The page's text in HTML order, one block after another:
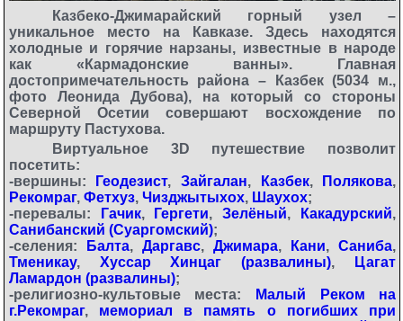
Казбеко-Джимарайский горный узел –
уникальное место на Кавказе. Здесь находятся
холодные и горячие нарзаны, известные в народе
как «Кармадонские ванны». Главная
достопримечательность района – Казбек (5034 м.,
фото Леонида Дубова), на который со стороны
Северной Осетии совершают восхождение по
маршруту Пастухова.
Виртуальное 3D путешествие позволит
посетить:
-вершины:
Геодезист, Зайгалан, Казбек, Полякова,
Рекомраг, Фетхуз, Чизджытыхох, Шаухох;
-перевалы:
Гачик, Гергети,Зелёный, Какадурский,
Санибанский (Суаргомский);
-селения:
Балта, Даргавс,Джимара, Кани,Саниба,
Тменикау, Хуссар Хинцаг (развалины),
Цагат
Ламардон (развалины);
-религиозно-культовые места:
Малый Реком на
г.Рекомраг, мемориал в память о погибших при